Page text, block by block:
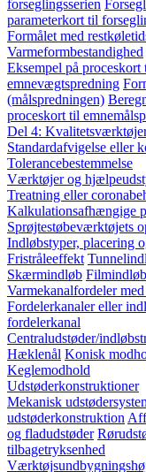
forseglingsserien
parameterkort til
Formålet med
Varmeformbestandighed
Eksempel på
emnevægtspredning
(målspredningen)
proceskort til
Del 4:
Standardafvigelse eller
Tolerancebestemmelse
Værktøjer og
Treatning eller
Kalkulationsafhængige
Sprøjtestøbeværktøjets
Indløbstyper, placering
Fristråleeffekt
Skærmindløb Filmindløb
Varmekanalfordeler
Fordelerkanaler eller
fordelerkanal
Centraludstøder/
Hæklenål Konisk
Keglemodhold
Udstøderkonstruktioner
Mekanisk
udstøderkonstruktion
og fladudstøder
tilbagetryksenhed